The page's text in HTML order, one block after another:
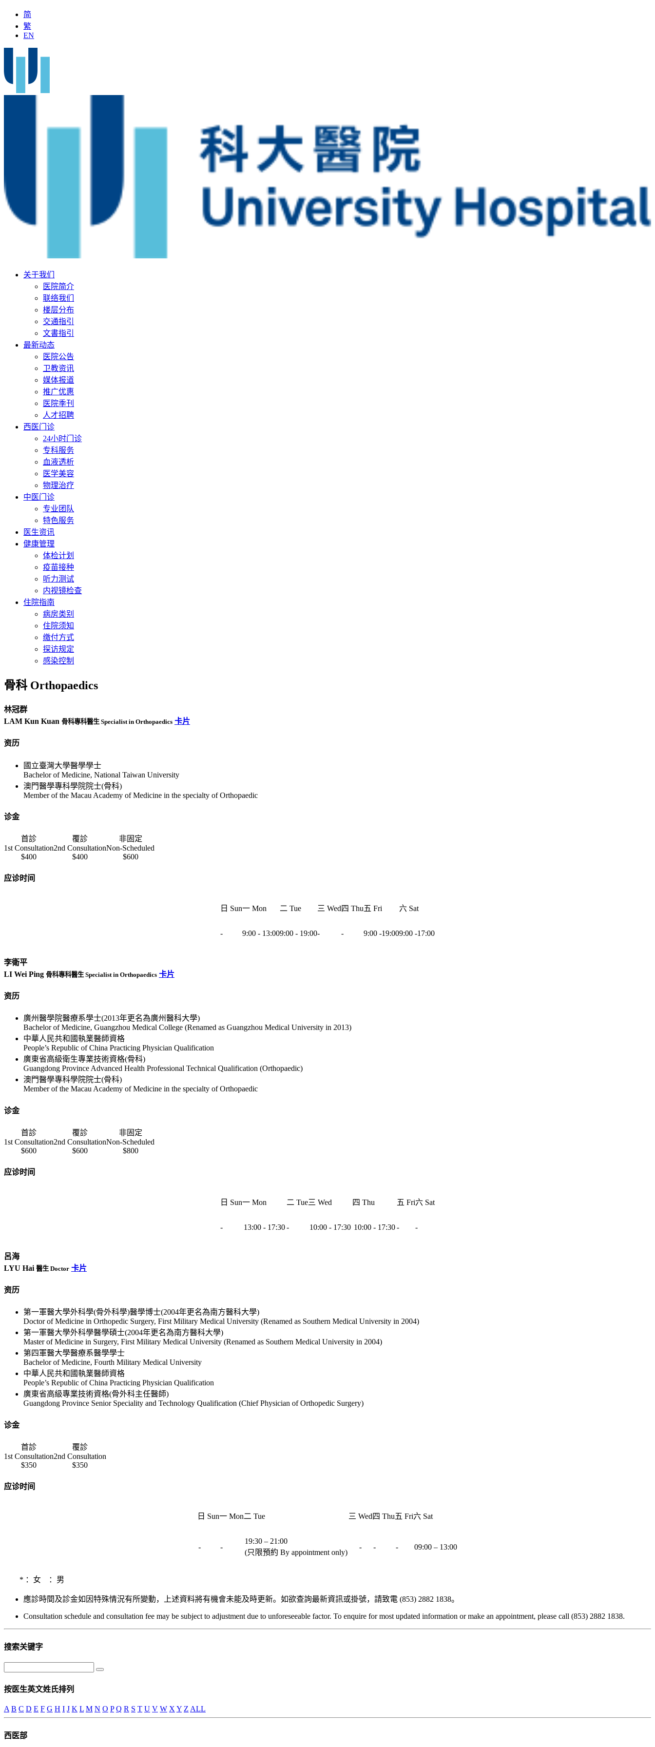
简
繁
EN
关于我们
医院简介
联络我们
楼层分布
交通指引
文書指引
最新动态
医院公告
卫教资讯
媒体报道
推广优惠
医院季刊
人才招聘
西医门诊
24小时门诊
专科服务
血液透析
医学美容
物理治疗
中医门诊
专业团队
特色服务
医生资讯
健康管理
体检计划
疫苗接种
听力测试
内视镜检查
住院指南
病房类别
住院须知
缴付方式
探访规定
感染控制
骨科 Orthopaedics
林冠群
LAM Kun Kuan 骨科專科醫生 Specialist in Orthopaedics 卡片
资历
國立臺灣大學醫學學士
Bachelor of Medicine, National Taiwan University
澳門醫學專科學院院士(骨科)
Member of the Macau Academy of Medicine in the specialty of Orthopaedic
诊金
首診
1st Consultation
覆診
2nd Consultation
非固定
Non-Scheduled
$400
$400 $600
应诊时间
日 Sun一 Mon 二 Tue 三 Wed四 Thu五 Fri 六 Sat
- 9:00 - 13:009:00 - 19:00- - 9:00 -19:009:00 -17:00
李衛平
LI Wei Ping 骨科專科醫生 Specialist in Orthopaedics 卡片
资历
廣州醫學院醫療系學士(2013年更名為廣州醫科大學)
Bachelor of Medicine, Guangzhou Medical College (Renamed as Guangzhou Medical University in 2013)
中華人民共和國執業醫師資格
People’s Republic of China Practicing Physician Qualification
廣東省高級衛生專業技術資格(骨科)
Guangdong Province Advanced Health Professional Technical Qualification (Orthopaedic)
澳門醫學專科學院院士(骨科)
Member of the Macau Academy of Medicine in the specialty of Orthopaedic
诊金
首診
1st Consultation
覆診
2nd Consultation
非固定
Non-Scheduled
$600
$600 $800
应诊时间
日 Sun一 Mon 二 Tue三 Wed 四 Thu 五 Fri六 Sat
- 13:00 - 17:30- 10:00 - 17:30 10:00 - 17:30- -
呂海
LYU Hai 醫生 Doctor 卡片
资历
第一軍醫大學外科學(骨外科學)醫學博士(2004年更名為南方醫科大學)
Doctor of Medicine in Orthopedic Surgery, First Military Medical University (Renamed as Southern Medical University in 2004)
第一軍醫大學外科學醫學碩士(2004年更名為南方醫科大學)
Master of Medicine in Surgery, First Military Medical University (Renamed as Southern Medical University in 2004)
第四軍醫大學醫療系醫學學士
Bachelor of Medicine, Fourth Military Medical University
中華人民共和國執業醫師資格
People’s Republic of China Practicing Physician Qualification
廣東省高級專業技術資格(骨外科主任醫師)
Guangdong Province Senior Speciality and Technology Qualification (Chief Physician of Orthopedic Surgery)
诊金
首診
1st Consultation
覆診
2nd Consultation
$350
$350
应诊时间
日 Sun一 Mon二 Tue 三 Wed四 Thu五 Fri六 Sat
- -
19:30 – 21:00
(只限預約 By appointment only)
- - - 09:00 – 13:00
* ：女 ：男
應診時間及診金如因特殊情況有所變動，上述資料將有機會未能及時更新。如欲查詢最新資訊或掛號，請致電 (853) 2882 1838。
Consultation schedule and consultation fee may be subject to adjustment due to unforeseeable factor. To enquire for most updated information or make an appointment, please call (853) 2882 1838.
搜索关键字
按医生英文姓氏排列
A B C D E F G H I J K L M N O P Q R S T U V W XY Z ALL
西医部